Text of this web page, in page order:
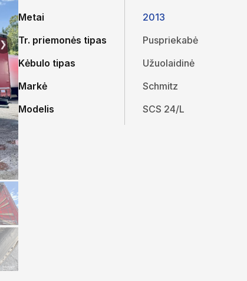
❯
Metai
Tr. priemonės tipas
Kėbulo tipas
Markė
Modelis
2013
Puspriekabė
Užuolaidinė
Schmitz
SCS 24/L